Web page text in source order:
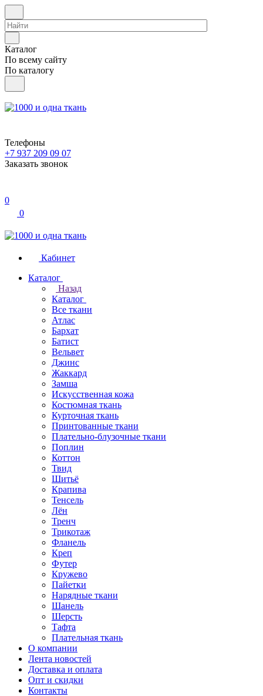
Каталог
По всему сайту
По каталогу
Телефоны
+7 937 209 09 07
Заказать звонок
0
0
Кабинет
Каталог
Назад
Каталог
Все ткани
Атлас
Бархат
Батист
Вельвет
Джинс
Жаккард
Замша
Искусственная кожа
Костюмная ткань
Курточная ткань
Принтованные ткани
Плательно-блузочные ткани
Поплин
Коттон
Твид
Шитьё
Крапива
Тенсель
Лён
Тренч
Трикотаж
Фланель
Креп
Футер
Кружево
Пайетки
Нарядные ткани
Шанель
Шерсть
Тафта
Плательная ткань
О компании
Лента новостей
Доставка и оплата
Опт и скидки
Контакты